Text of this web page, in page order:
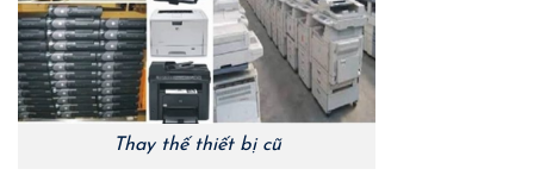
Thay thế thiết bị cũ